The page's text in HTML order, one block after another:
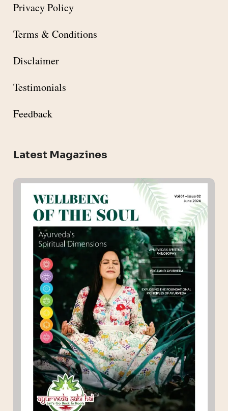
Privacy Policy
Terms & Conditions
Disclaimer
Testimonials
Feedback
Latest Magazines